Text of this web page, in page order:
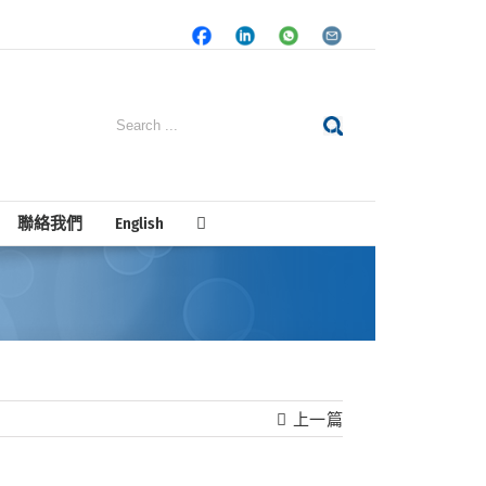
FacebookLinkedInWhatsapp
Email
Search
聯絡我們 English
上一篇